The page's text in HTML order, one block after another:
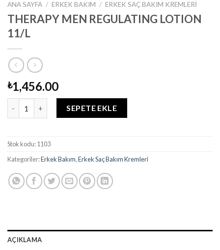
ANA SAYFA / ERKEK BAKIM / ERKEK SAÇ BAKIM KREMLERI
THERAPY MEN REGULATING LOTION
11/L
₺1,456.00
THERAPY MEN REGULATING LOTION 11/L adet
SEPETE EKLE
Stok kodu:1103
Kategoriler:Erkek Bakım,Erkek Saç Bakım Kremleri
AÇIKLAMA